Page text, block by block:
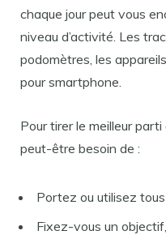
chaque jour peut vous
niveau d’activité. Les
podomètres, les
pour smartphone.
Pour tirer le meilleur
peut-être besoin de :
Portez ou utilisez tous
Fixez-vous un